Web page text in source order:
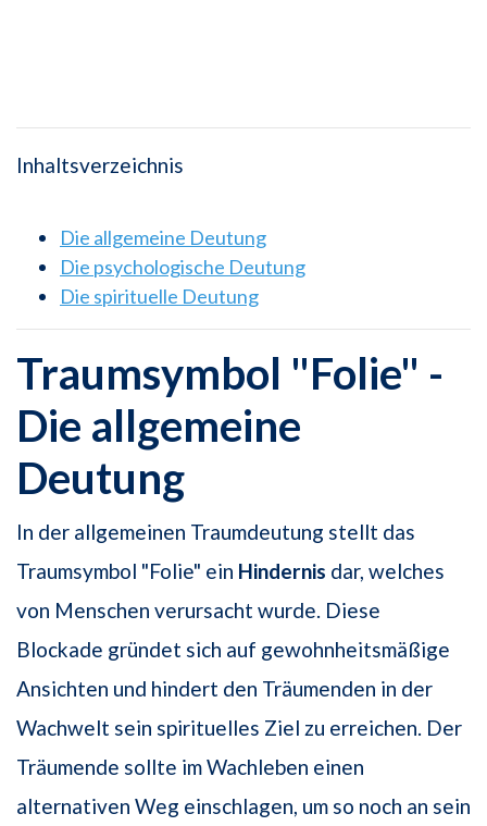
Inhaltsverzeichnis
Die allgemeine Deutung
Die psychologische Deutung
Die spirituelle Deutung
Traumsymbol "Folie" -
Die allgemeine
Deutung
In der allgemeinen Traumdeutung stellt das
Traumsymbol "Folie" ein Hindernis dar, welches
von Menschen verursacht wurde. Diese
Blockade gründet sich auf gewohnheitsmäßige
Ansichten und hindert den Träumenden in der
Wachwelt sein spirituelles Ziel zu erreichen. Der
Träumende sollte im Wachleben einen
alternativen Weg einschlagen, um so noch an sein